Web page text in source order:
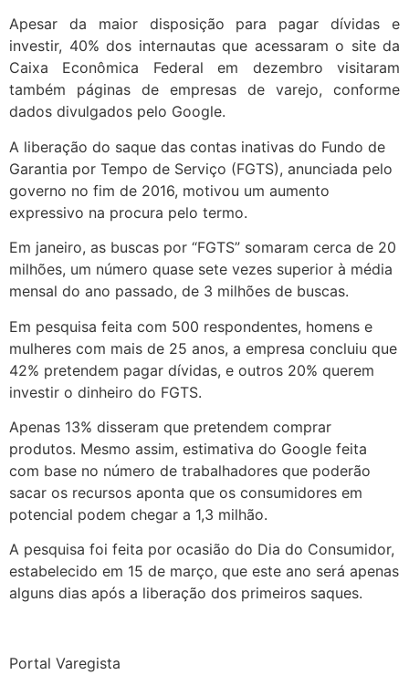
Apesar da maior disposição para pagar dívidas e
investir, 40% dos internautas que acessaram o site da
Caixa Econômica Federal em dezembro visitaram
também páginas de empresas de varejo, conforme
dados divulgados pelo Google.
A liberação do saque das contas inativas do Fundo de
Garantia por Tempo de Serviço (FGTS), anunciada pelo
governo no fim de 2016, motivou um aumento
expressivo na procura pelo termo.
Em janeiro, as buscas por “FGTS” somaram cerca de 20
milhões, um número quase sete vezes superior à média
mensal do ano passado, de 3 milhões de buscas.
Em pesquisa feita com 500 respondentes, homens e
mulheres com mais de 25 anos, a empresa concluiu que
42% pretendem pagar dívidas, e outros 20% querem
investir o dinheiro do FGTS.
Apenas 13% disseram que pretendem comprar
produtos. Mesmo assim, estimativa do Google feita
com base no número de trabalhadores que poderão
sacar os recursos aponta que os consumidores em
potencial podem chegar a 1,3 milhão.
A pesquisa foi feita por ocasião do Dia do Consumidor,
estabelecido em 15 de março, que este ano será apenas
alguns dias após a liberação dos primeiros saques.
Portal Varegista